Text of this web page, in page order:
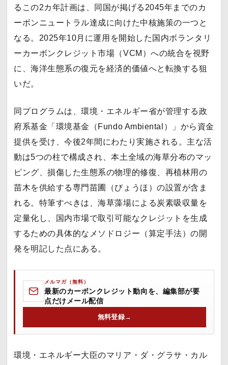
るこの2カ年計画は、同国が掲げる2045年までのカ
ーボンニュートラル達成に向けた中核施策の一つと
なる。2025年10月に運用を開始した国内ボランタリ
ーカーボンクレジット市場（VCM）への統合を視野
に、海洋生態系の復元を経済的価値へと転換する狙
いだ。
同プログラムは、環境・エネルギー省が管理する政
府系基金「環境基金（Fundo Ambiental）」から資金
提供を受け、今後2年間にわたり実施される。主な活
動は5つの柱で構成され、本土全域の海草分布のマッ
ピング、損傷した生態系の物理的修復、再植林用の
苗木を供給する専門苗圃（びょうほ）の設置が含ま
れる。特筆すべきは、海草藻場による炭素吸収量を
定量化し、国内市場で取引可能なクレジットを生成
するための具体的なメソドロジー（算定手法）の開
発を明記した点にある。
メルマガ（無料）
最新のカーボンクレジット動向を、編集部が要
点だけメール配信
無料登録→
環境・エネルギー大臣のマリア・ダ・グラサ・カル